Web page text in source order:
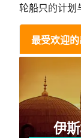
轮船只的计划
最受欢迎
伊